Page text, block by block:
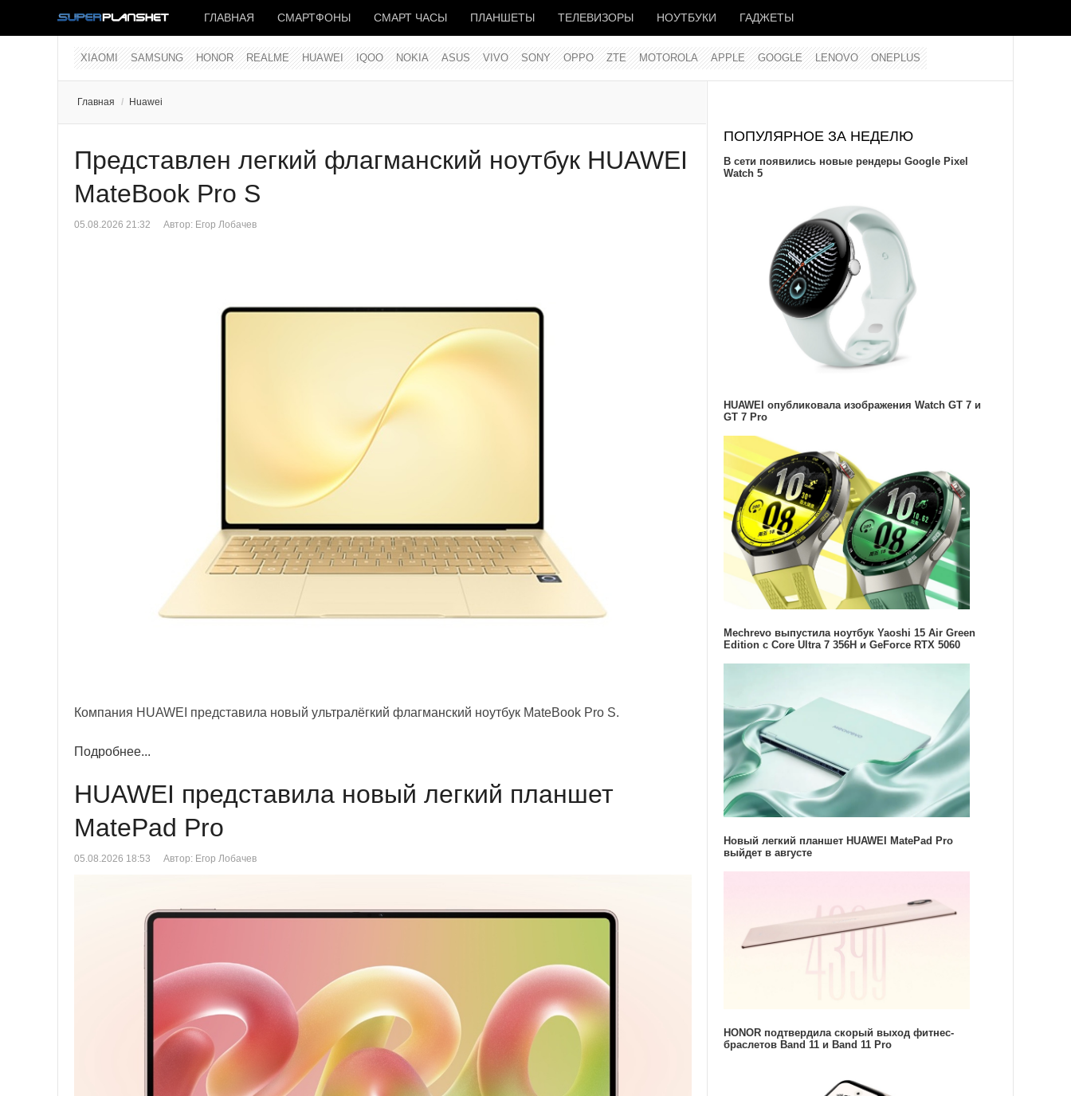
ГЛАВНАЯ СМАРТФОНЫ СМАРТ ЧАСЫ ПЛАНШЕТЫ ТЕЛЕВИЗОРЫ НОУТБУКИ ГАДЖЕТЫ
XIAOMI SAMSUNG HONOR REALME HUAWEI IQOO NOKIA ASUS VIVO SONY OPPO ZTE MOTOROLA APPLE GOOGLE LENOVO ONEPLUS
Главная / Huawei
Представлен легкий флагманский ноутбук HUAWEI
MateBook Pro S
05.08.2026 21:32 Автор: Егор Лобачев
Компания HUAWEI представила новый ультралёгкий флагманский ноутбук MateBook Pro S.
Подробнее...
HUAWEI представила новый легкий планшет
MatePad Pro
05.08.2026 18:53 Автор: Егор Лобачев
ПОПУЛЯРНОЕ ЗА НЕДЕЛЮ
В сети появились новые рендеры Google Pixel
Watch 5
HUAWEI опубликовала изображения Watch GT 7 и
GT 7 Pro
Mechrevo выпустила ноутбук Yaoshi 15 Air Green
Edition с Core Ultra 7 356H и GeForce RTX 5060
Новый легкий планшет HUAWEI MatePad Pro
выйдет в августе
HONOR подтвердила скорый выход фитнес-
браслетов Band 11 и Band 11 Pro